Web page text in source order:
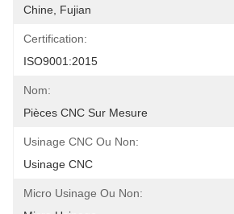
Chine, Fujian
Certification:
ISO9001:2015
Nom:
Pièces CNC Sur Mesure
Usinage CNC Ou Non:
Usinage CNC
Micro Usinage Ou Non: